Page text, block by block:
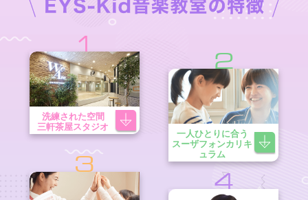
1
洗練された空間
三軒茶屋スタジオ
2
一人ひとりに合う
スーザフォンカリキ
ュラム
3
4